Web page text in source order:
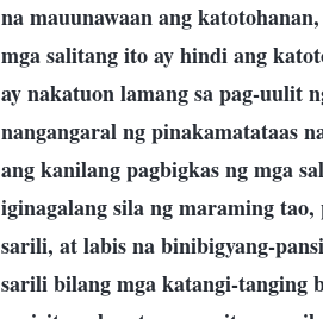
na mauunawaan ang
mga salitang ito ay hindi ang
ay nakatuon lamang sa pag-uulit
nangangaral ng pinakamatataas
ang kanilang pagbigkas ng mga
iginagalang sila ng maraming
sarili, at labis na binibigyang-
sarili bilang mga katangi-tanging